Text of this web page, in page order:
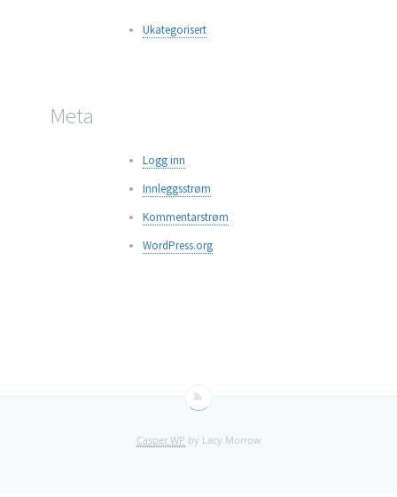
Ukategorisert
Meta
Logg inn
Innleggsstrøm
Kommentarstrøm
WordPress.org
Casper WP by Lacy Morrow